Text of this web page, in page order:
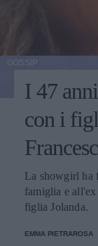
I 47
con i
La showgirl ha
famiglia e
figlia Jolanda.
EMMA PIETRAROSA